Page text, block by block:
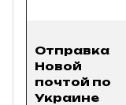
Отправка
Новой
почтой по
Украине